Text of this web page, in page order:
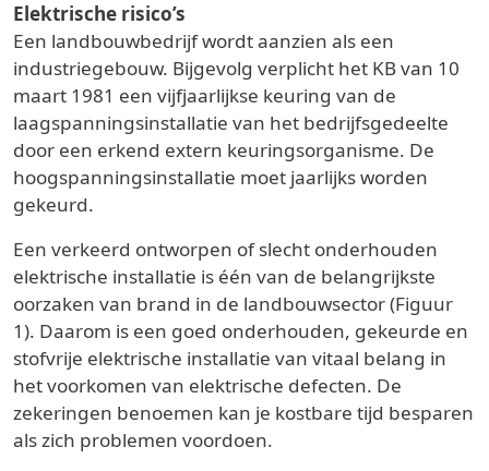
Elektrische risico’s
Een landbouwbedrijf wordt aanzien als een
industriegebouw. Bijgevolg verplicht het KB van 10
maart 1981 een vijfjaarlijkse keuring van de
laagspanningsinstallatie van het bedrijfsgedeelte
door een erkend extern keuringsorganisme. De
hoogspanningsinstallatie moet jaarlijks worden
gekeurd.
Een verkeerd ontworpen of slecht onderhouden
elektrische installatie is één van de belangrijkste
oorzaken van brand in de landbouwsector (Figuur
1). Daarom is een goed onderhouden, gekeurde en
stofvrije elektrische installatie van vitaal belang in
het voorkomen van elektrische defecten. De
zekeringen benoemen kan je kostbare tijd besparen
als zich problemen voordoen.